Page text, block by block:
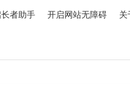
者助手 开启网站无障碍 关